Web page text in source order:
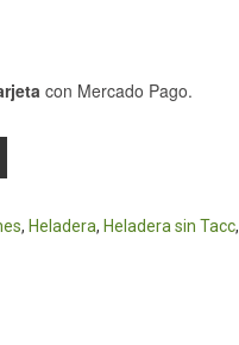
con Mercado Pago.
, Heladera, Heladera sin Tacc,